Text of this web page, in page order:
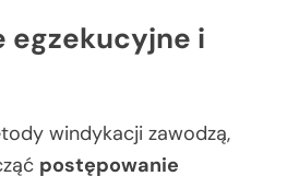
egzekucyjne i
windykacji zawodzą,
postępowanie